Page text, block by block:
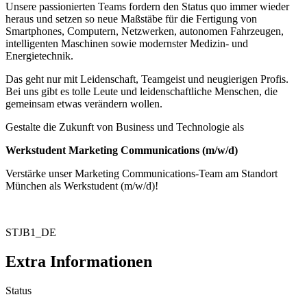
Unsere passionierten Teams fordern den Status quo immer wieder
heraus und setzen so neue Maßstäbe für die Fertigung von
Smartphones, Computern, Netzwerken, autonomen Fahrzeugen,
intelligenten Maschinen sowie modernster Medizin- und
Energietechnik.
Das geht nur mit Leidenschaft, Teamgeist und neugierigen Profis.
Bei uns gibt es tolle Leute und leidenschaftliche Menschen, die
gemeinsam etwas verändern wollen.
Gestalte die Zukunft von Business und Technologie als
Werkstudent Marketing Communications (m/w/d)
Verstärke unser Marketing Communications-Team am Standort
München als Werkstudent (m/w/d)!
STJB1_DE
Extra Informationen
Status